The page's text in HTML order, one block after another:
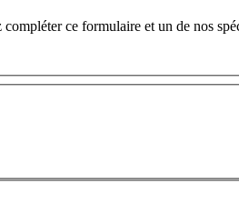
ce formulaire et un de nos